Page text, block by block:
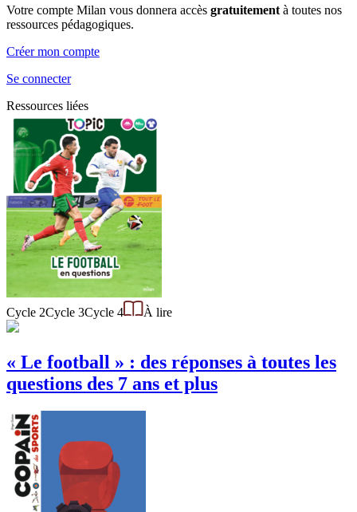
Votre compte Milan vous donnera accès gratuitement à toutes nos
ressources pédagogiques.
Créer mon compte
Se connecter
Ressources liées
Cycle 2Cycle 3Cycle 4 À lire
« Le football » : des réponses à toutes les
questions des 7 ans et plus